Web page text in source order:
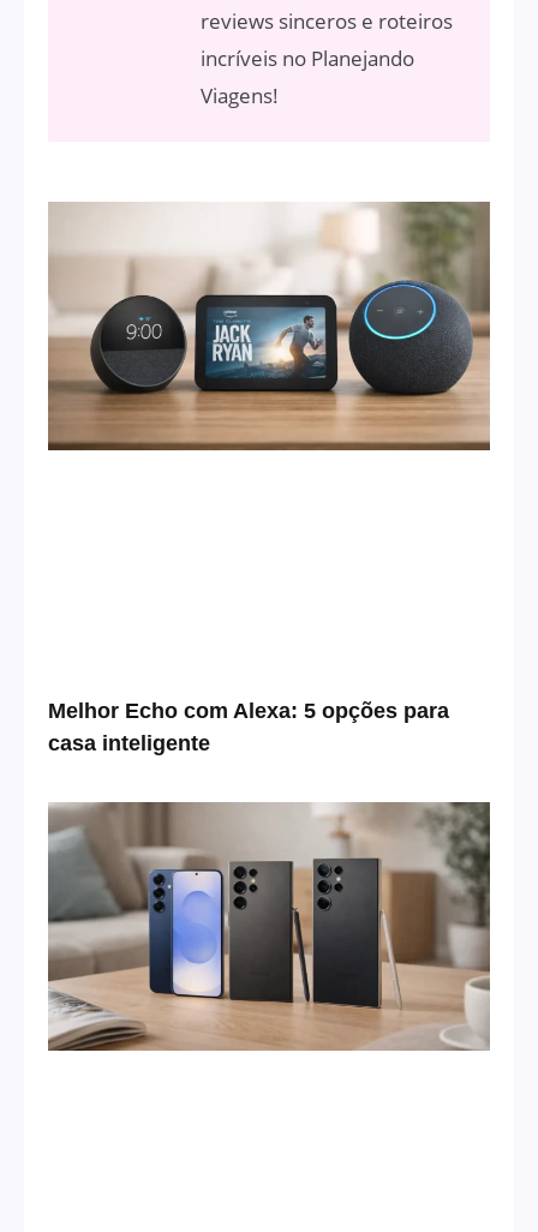
reviews sinceros e roteiros
incríveis no Planejando
Viagens!
Melhor Echo com Alexa: 5 opções para
casa inteligente